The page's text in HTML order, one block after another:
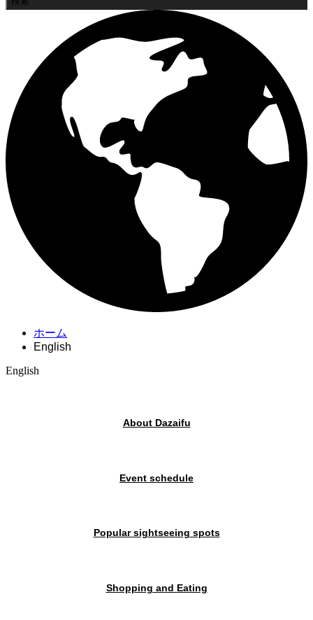
ホーム
English
English
About Dazaifu
Event schedule
Popular sightseeing spots
Shopping and Eating